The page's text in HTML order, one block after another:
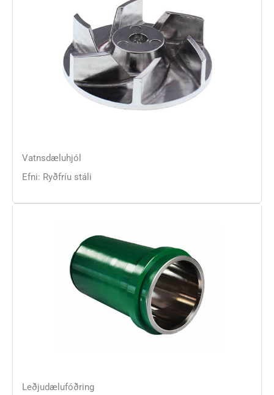
Vatnsdæluhjól
Efni: Ryðfríu stáli
Leðjudælufóðring